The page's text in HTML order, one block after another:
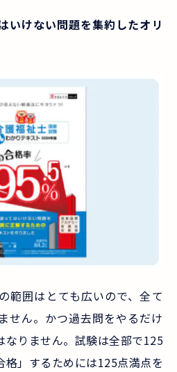
いけない問題を集約したオリ
範囲はとても広いので、全て
せん。かつ過去問をやるだけ
なりません。試験は全部で125
格」するためには125点満点を